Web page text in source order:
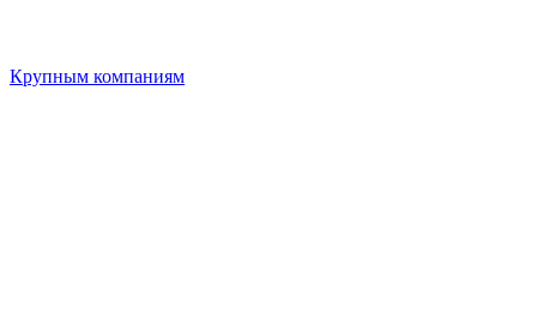
Крупным компаниям